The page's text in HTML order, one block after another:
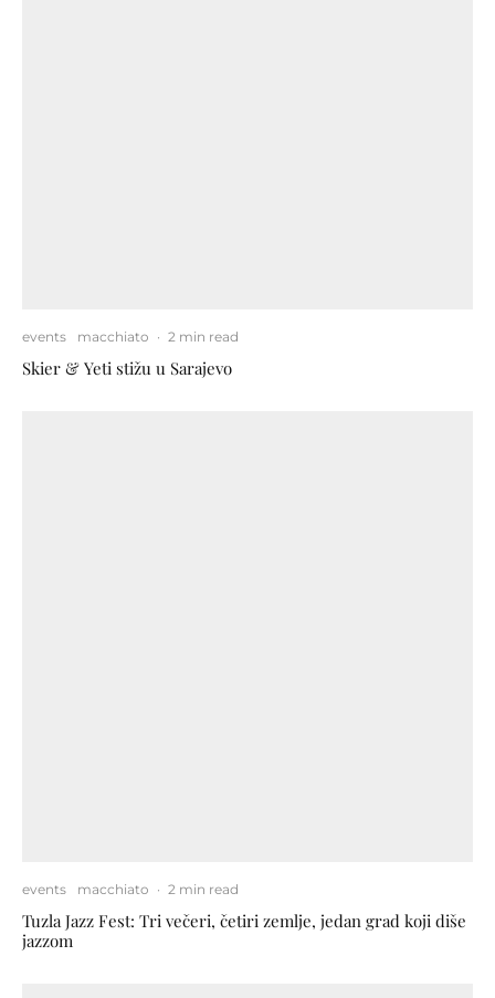
events macchiato · 2 min read
Skier & Yeti stižu u Sarajevo
events macchiato · 2 min read
Tuzla Jazz Fest: Tri večeri, četiri zemlje, jedan grad koji diše
jazzom